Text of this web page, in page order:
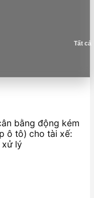
Tất cả
bằng động kém
ô tô) cho tài xế:
xử lý